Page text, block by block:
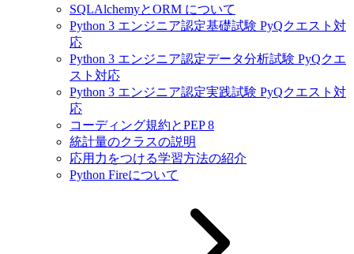
SQLAlchemyとORM について
Python 3 エンジニア認定基礎試験 PyQクエスト対
応
Python 3 エンジニア認定データ分析試験 PyQクエ
スト対応
Python 3 エンジニア認定実践試験 PyQクエスト対
応
コーディング規約とPEP 8
統計量のクラスの説明
応用力をつける学習方法の紹介
Python Fireについて